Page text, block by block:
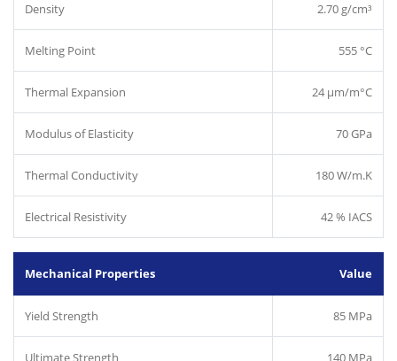
Density 2.70 g/cm³
Melting Point 555 °C
Thermal Expansion 24 µm/m°C
Modulus of Elasticity 70 GPa
Thermal Conductivity 180 W/m.K
Electrical Resistivity 42 % IACS
Mechanical Properties Value
Yield Strength 85 MPa
Ultimate Strength 140 MPa